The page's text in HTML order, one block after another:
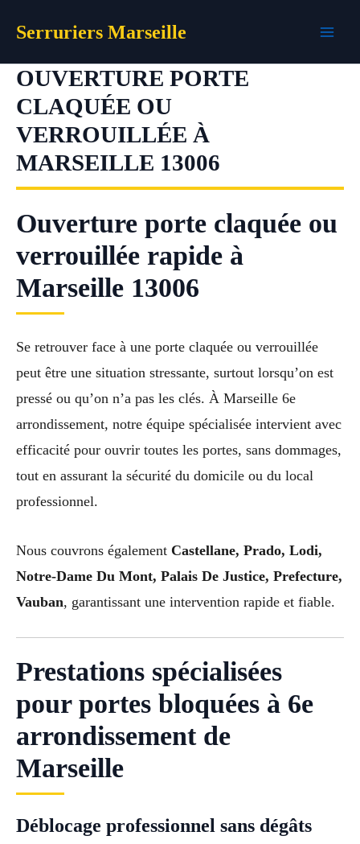
Serruriers Marseille
OUVERTURE PORTE
CLAQUÉE OU
VERROUILLÉE À
MARSEILLE 13006
Ouverture porte claquée ou
verrouillée rapide à
Marseille 13006
Se retrouver face à une porte claquée ou verrouillée
peut être une situation stressante, surtout lorsqu’on est
pressé ou qu’on n’a pas les clés. À Marseille 6e
arrondissement, notre équipe spécialisée intervient avec
efficacité pour ouvrir toutes les portes, sans dommages,
tout en assurant la sécurité du domicile ou du local
professionnel.
Nous couvrons également Castellane, Prado, Lodi,
Notre-Dame Du Mont, Palais De Justice, Prefecture,
Vauban, garantissant une intervention rapide et fiable.
Prestations spécialisées
pour portes bloquées à 6e
arrondissement de
Marseille
Déblocage professionnel sans dégâts